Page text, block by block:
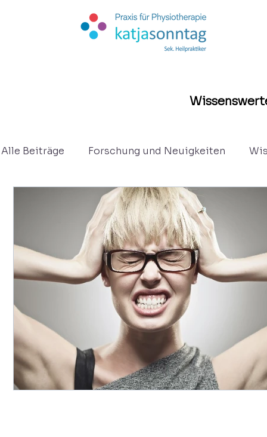
Alle Beiträge Forschung und Neuigkeiten
Osteopathie Eltern -